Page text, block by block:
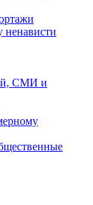
ненависти
СМИ и